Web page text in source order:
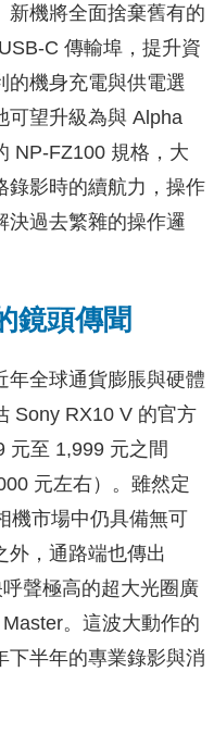
新機將全面捨棄舊有的
C 傳輸埠，提升資
的機身充電與供電選
可望升級為與 Alpha
NP-FZ100 規格，大
錄影時的續航力，操作
決過去繁雜的操作邏
鏡頭傳聞
年全球通貨膨脹與硬體
Sony RX10 V 的官方
元至 1,999 元之間
元左右）。雖然定
機市場中仍具備無可
外，通路端也傳出
聲極高的超大光圈廣
。這波大動作的
下半年的專業錄影與消